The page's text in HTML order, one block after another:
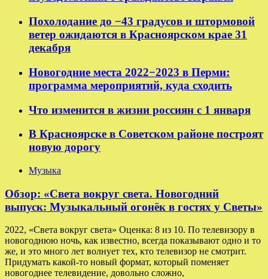
Похолодание до −43 градусов и штормовой
ветер ожидаются в Красноярском крае 31
декабря
Новогодние места 2022−2023 в Перми:
программа мероприятий, куда сходить
Что изменится в жизни россиян с 1 января
В Красноярске в Советском районе построят
новую дорогу
Музыка
Обзор: «Света вокруг света. Новогодний
выпуск: Музыкальный огонёк в гостях у Светы»
2022, «Света вокруг света» Оценка: 8 из 10. По телевизору в
новогоднюю ночь, как известно, всегда показывают одно и то
же, и это много лет волнует тех, кто телевизор не смотрит.
Придумать какой-то новый формат, который поменяет
новогоднее телевидение, довольно сложно,